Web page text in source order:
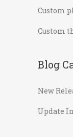
Custom
Custom
Blog
New
Update